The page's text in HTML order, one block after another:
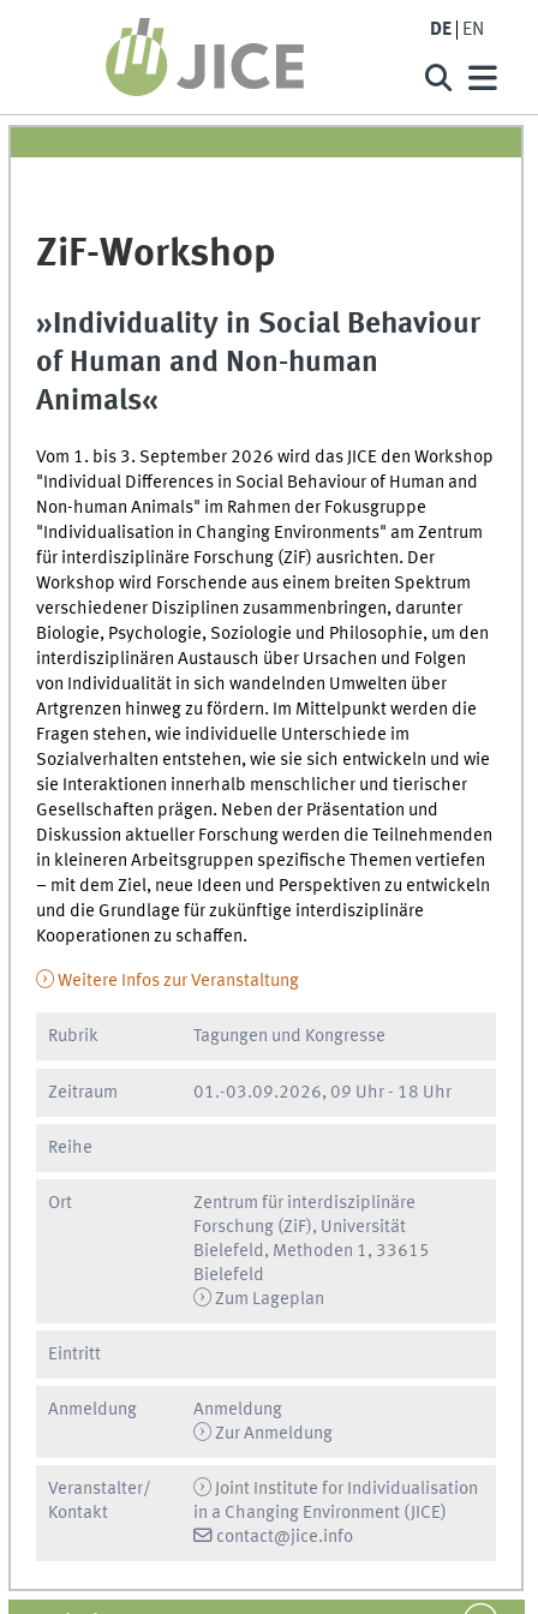
DE EN
ZiF-Workshop
»Individuality in Social Behaviour
of Human and Non-human
Animals«
Vom 1. bis 3. September 2026 wird das JICE den Workshop
"Individual Differences in Social Behaviour of Human and
Non-human Animals" im Rahmen der Fokusgruppe
"Individualisation in Changing Environments" am Zentrum
für interdisziplinäre Forschung (ZiF) ausrichten. Der
Workshop wird Forschende aus einem breiten Spektrum
verschiedener Disziplinen zusammenbringen, darunter
Biologie, Psychologie, Soziologie und Philosophie, um den
interdisziplinären Austausch über Ursachen und Folgen
von Individualität in sich wandelnden Umwelten über
Artgrenzen hinweg zu fördern. Im Mittelpunkt werden die
Fragen stehen, wie individuelle Unterschiede im
Sozialverhalten entstehen, wie sie sich entwickeln und wie
sie Interaktionen innerhalb menschlicher und tierischer
Gesellschaften prägen. Neben der Präsentation und
Diskussion aktueller Forschung werden die Teilnehmenden
in kleineren Arbeitsgruppen spezifische Themen vertiefen
– mit dem Ziel, neue Ideen und Perspektiven zu entwickeln
und die Grundlage für zukünftige interdisziplinäre
Kooperationen zu schaffen.
Weitere Infos zur Veranstaltung
Rubrik Tagungen und Kongresse
Zeitraum 01.-03.09.2026, 09 Uhr - 18 Uhr
Reihe
Ort
Zentrum für interdisziplinäre
Forschung (ZiF), Universität
Bielefeld, Methoden 1, 33615
Bielefeld
Zum Lageplan
Eintritt
Anmeldung
Anmeldung
Zur Anmeldung
Veranstalter/
Kontakt
Joint Institute for Individualisation
in a Changing Environment (JICE)
contact@jice.info